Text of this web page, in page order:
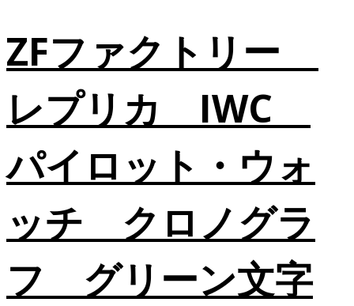
ZFファクトリー
レプリカ IWC
パイロット・ウォ
ッチ クロノグラ
フ グリーン文字